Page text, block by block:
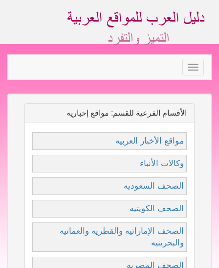
Toggle
navigation
الأقسام الفرعية للقسم: مواقع إخباريه
مواقع الأخبار العربيه
وكالات الأنباء
الصحف السعوديه
الصحف الكويتيه
الصحف الإماراتيه والقطريه والعمانيه
والبحرينيه
الصحف المصريه